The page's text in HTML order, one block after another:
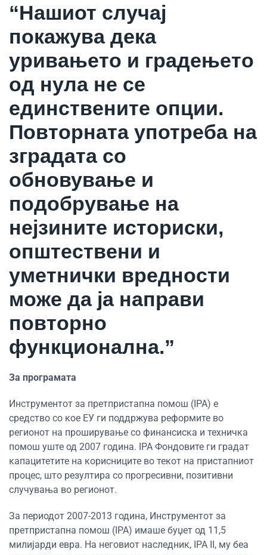
“Нашиот случај
покажува дека
уривањето и градењето
од нула не се
единствените опции.
Повторната употреба на
зградата со
обновување и
подобрување на
нејзините историски,
општествени и
уметнички вредности
може да ја направи
повторно
функционална.”
За програмата
Инструментот за претпристапна помош (IPA) е
средство со кое ЕУ ги поддржува реформите во
регионот на проширување со финансиска и техничка
помош уште од 2007 година. IPA Фондовите ги градат
капацитетите на корисниците во текот на пристапниот
процес, што резултира со прогресивни, позитивни
случувања во регионот.
За периодот 2007-2013 година, Инструментот за
претпристапна помош (IPA) имаше буџет од 11,5
милијарди евра. На неговиот наследник, IPA II, му беа